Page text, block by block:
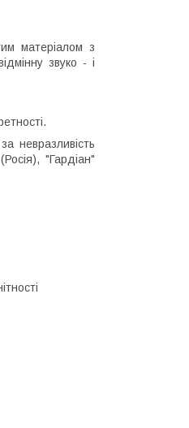
матеріалом з
звуко - і
невразливість
"Гардіан"